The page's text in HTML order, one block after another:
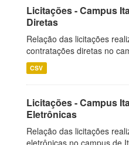
Licitações - Campus
Diretas
Relação das licitações
contratações diretas no
CSV
Licitações - Campus
Eletrônicas
Relação das licitações
eletrônicas no campus de